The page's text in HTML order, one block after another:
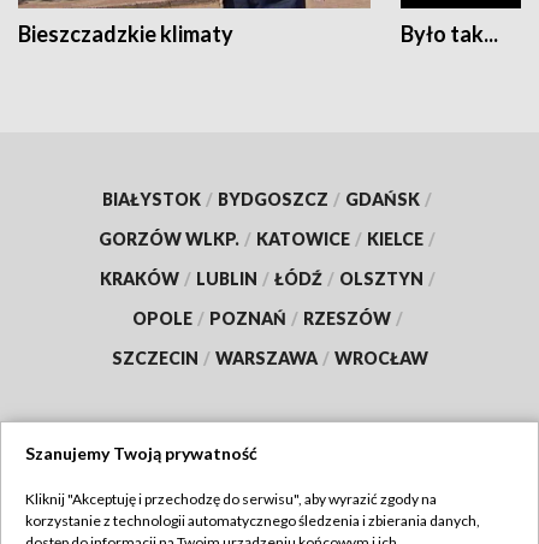
Bieszczadzkie klimaty Było tak...
BIAŁYSTOK / BYDGOSZCZ / GDAŃSK /
GORZÓW WLKP. / KATOWICE / KIELCE /
KRAKÓW / LUBLIN / ŁÓDŹ / OLSZTYN /
OPOLE / POZNAŃ / RZESZÓW /
SZCZECIN / WARSZAWA / WROCŁAW
TVP
Szanujemy Twoją prywatność
Kliknij "Akceptuję i przechodzę do serwisu", aby wyrazić zgody na
korzystanie z technologii automatycznego śledzenia i zbierania danych,